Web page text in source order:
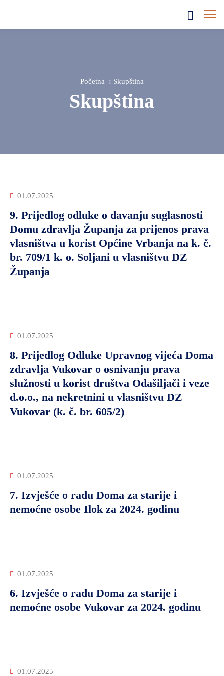
Početna Skupština
Skupština
01.07.2025
9. Prijedlog odluke o davanju suglasnosti
Domu zdravlja Županja za prijenos prava
vlasništva u korist Općine Vrbanja na k. č.
br. 709/1 k. o. Soljani u vlasništvu DZ
Županja
01.07.2025
8. Prijedlog Odluke Upravnog vijeća Doma
zdravlja Vukovar o osnivanju prava
služnosti u korist društva Odašiljači i veze
d.o.o., na nekretnini u vlasništvu DZ
Vukovar (k. č. br. 605/2)
01.07.2025
7. Izvješće o radu Doma za starije i
nemoćne osobe Ilok za 2024. godinu
01.07.2025
6. Izvješće o radu Doma za starije i
nemoćne osobe Vukovar za 2024. godinu
01.07.2025